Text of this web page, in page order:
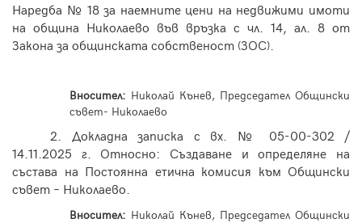
Наредба № 18 за наемните цени на недвижими имоти
на община Николаево във връзка с чл. 14, ал. 8 от
Закона за общинската собственост (ЗОС).
Вносител: Николай Кънев, Председател Общински
съвет- Николаево
2. Докладна записка с вх. № 05-00-302 /
14.11.2025 г. Относно: Създаване и определяне на
състава на Постоянна етична комисия към Общински
съвет – Николаево.
Вносител: Николай Кънев, Председател Общински